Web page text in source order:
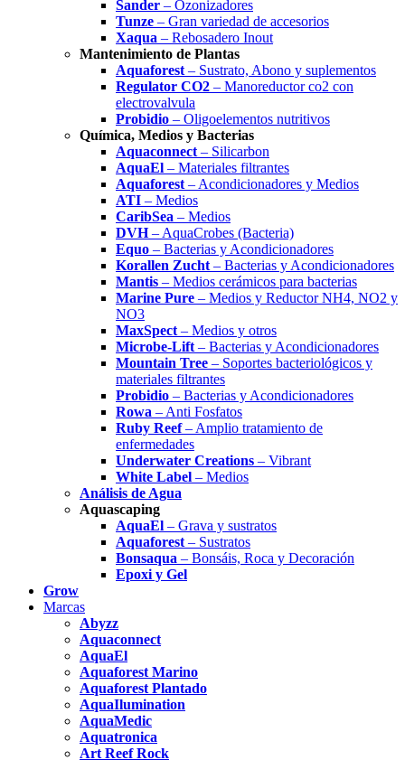
Sander – Ozonizadores
Tunze – Gran variedad de accesorios
Xaqua – Rebosadero Inout
Mantenimiento de Plantas
Aquaforest – Sustrato, Abono y suplementos
Regulator CO2 – Manoreductor co2 con
electrovalvula
Probidio – Oligoelementos nutritivos
Química, Medios y Bacterias
Aquaconnect – Silicarbon
AquaEl – Materiales filtrantes
Aquaforest – Acondicionadores y Medios
ATI – Medios
CaribSea – Medios
DVH– AquaCrobes (Bacteria)
Equo – Bacterias y Acondicionadores
Korallen Zucht – Bacterias y Acondicionadores
Mantis – Medios cerámicos para bacterias
Marine Pure – Medios y Reductor NH4, NO2 y
NO3
MaxSpect – Medios y otros
Microbe-Lift – Bacterias y Acondicionadores
Mountain Tree – Soportes bacteriológicos y
materiales filtrantes
Probidio – Bacterias y Acondicionadores
Rowa – Anti Fosfatos
Ruby Reef– Amplio tratamiento de
enfermedades
Underwater Creations – Vibrant
White Label – Medios
Análisis de Agua
Aquascaping
AquaEl – Grava y sustratos
Aquaforest – Sustratos
Bonsaqua – Bonsáis, Roca y Decoración
Epoxi y Gel
Grow
Marcas
Abyzz
Aquaconnect
AquaEl
Aquaforest Marino
Aquaforest Plantado
AquaIlumination
AquaMedic
Aquatronica
Art Reef Rock